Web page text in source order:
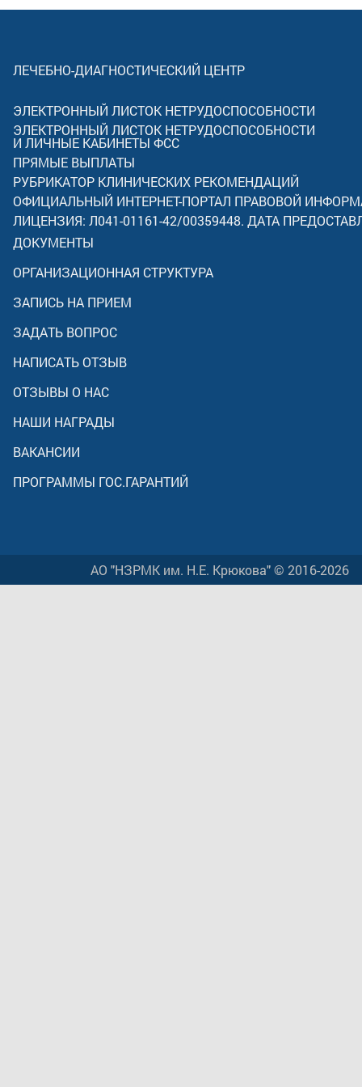
ЛЕЧЕБНО-ДИАГНОСТИЧЕСКИЙ ЦЕНТР
ЭЛЕКТРОННЫЙ ЛИСТОК НЕТРУДОСПОСОБНОСТИ
ЭЛЕКТРОННЫЙ ЛИСТОК НЕТРУДОСПОСОБНОСТИ
И ЛИЧНЫЕ КАБИНЕТЫ ФСС
ПРЯМЫЕ ВЫПЛАТЫ
РУБРИКАТОР КЛИНИЧЕСКИХ РЕКОМЕНДАЦИЙ
ОФИЦИАЛЬНЫЙ ИНТЕРНЕТ-ПОРТАЛ ПРАВОВОЙ
ЛИЦЕНЗИЯ: Л041-01161-42/00359448. ДАТА
ДОКУМЕНТЫ
ОРГАНИЗАЦИОННАЯ СТРУКТУРА
ЗАПИСЬ НА ПРИЕМ
ЗАДАТЬ ВОПРОС
НАПИСАТЬ ОТЗЫВ
ОТЗЫВЫ О НАС
НАШИ НАГРАДЫ
ВАКАНСИИ
ПРОГРАММЫ ГОС.ГАРАНТИЙ
АО "НЗРМК им. Н.Е. Крюкова" © 2016-2026